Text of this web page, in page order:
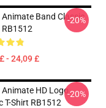
Animate Band Classic
RB1512
- 24,09 £
-20%
HD Logo
T-Shirt RB1512
-20%